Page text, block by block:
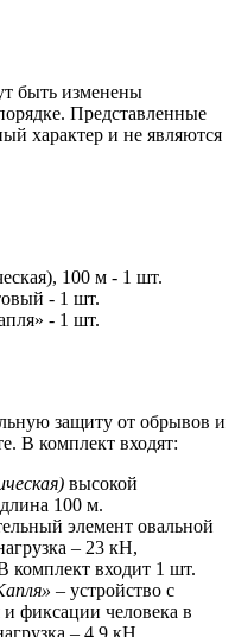
быть изменены
Представленные
характер и не являются
100 м - 1 шт.
- 1 шт.
- 1 шт.
защиту от обрывов и
В комплект входят:
высокой
100 м.
элемент овальной
– 23 кН,
комплект входит 1 шт.
– устройство с
фиксации человека в